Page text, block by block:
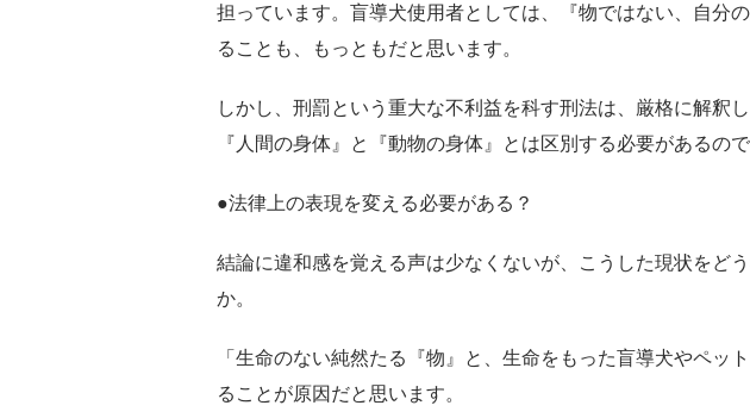
担っています。盲導犬使用者としては、『物ではない、自分
ることも、もっともだと思います。
しかし、刑罰という重大な不利益を科す刑法は、厳格に解釈
『人間の身体』と『動物の身体』とは区別する必要があるので
●法律上の表現を変える必要がある？
結論に違和感を覚える声は少なくないが、こうした現状をど
か。
「生命のない純然たる『物』と、生命をもった盲導犬やペッ
ることが原因だと思います。